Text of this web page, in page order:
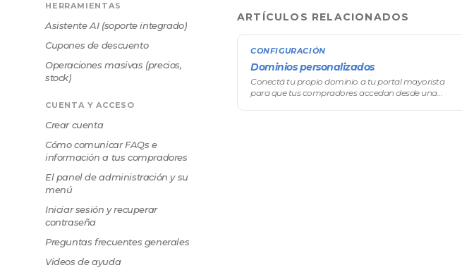
HERRAMIENTAS
Asistente AI (soporte integrado)
Cupones de descuento
Operaciones masivas (precios,
stock)
CUENTA Y ACCESO
Crear cuenta
Cómo comunicar FAQs e
información a tus compradores
El panel de administración y su
menú
Iniciar sesión y recuperar
contraseña
Preguntas frecuentes generales
Videos de ayuda
ARTÍCULOS RELACIONADOS
CONFIGURACIÓN
Dominios personalizados
Conectá tu propio dominio a tu portal mayorista
para que tus compradores accedan desde una